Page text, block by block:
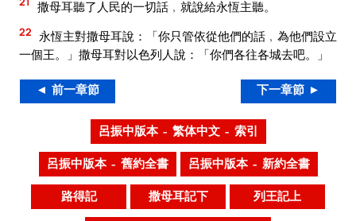
撒母耳聽了人民的一切話﹐就說給永恆主聽。
22
永恆主對撒母耳說：「你只管依從他們的話﹐為他們設立
一個王。」撒母耳對以色列人說：「你們各往各城去吧。」
◄ 前一章節 下一章節 ►
呂振中版本 – 繁体中文 – 索引
呂振中版本 – 舊約全書 呂振中版本 – 新約全書
路得記 撒母耳記下 列王記上